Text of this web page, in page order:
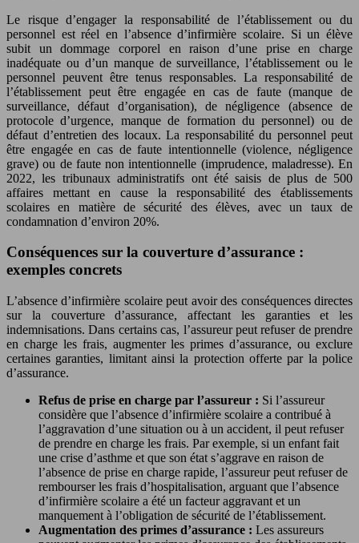
Le risque d’engager la responsabilité de l’établissement ou du
personnel est réel en l’absence d’infirmière scolaire. Si un élève
subit un dommage corporel en raison d’une prise en charge
inadéquate ou d’un manque de surveillance, l’établissement ou le
personnel peuvent être tenus responsables. La responsabilité de
l’établissement peut être engagée en cas de faute (manque de
surveillance, défaut d’organisation), de négligence (absence de
protocole d’urgence, manque de formation du personnel) ou de
défaut d’entretien des locaux. La responsabilité du personnel peut
être engagée en cas de faute intentionnelle (violence, négligence
grave) ou de faute non intentionnelle (imprudence, maladresse). En
2022, les tribunaux administratifs ont été saisis de plus de 500
affaires mettant en cause la responsabilité des établissements
scolaires en matière de sécurité des élèves, avec un taux de
condamnation d’environ 20%.
Conséquences sur la couverture d’assurance :
exemples concrets
L’absence d’infirmière scolaire peut avoir des conséquences directes
sur la couverture d’assurance, affectant les garanties et les
indemnisations. Dans certains cas, l’assureur peut refuser de prendre
en charge les frais, augmenter les primes d’assurance, ou exclure
certaines garanties, limitant ainsi la protection offerte par la police
d’assurance.
Refus de prise en charge par l’assureur : Si l’assureur
considère que l’absence d’infirmière scolaire a contribué à
l’aggravation d’une situation ou à un accident, il peut refuser
de prendre en charge les frais. Par exemple, si un enfant fait
une crise d’asthme et que son état s’aggrave en raison de
l’absence de prise en charge rapide, l’assureur peut refuser de
rembourser les frais d’hospitalisation, arguant que l’absence
d’infirmière scolaire a été un facteur aggravant et un
manquement à l’obligation de sécurité de l’établissement.
Augmentation des primes d’assurance : Les assureurs